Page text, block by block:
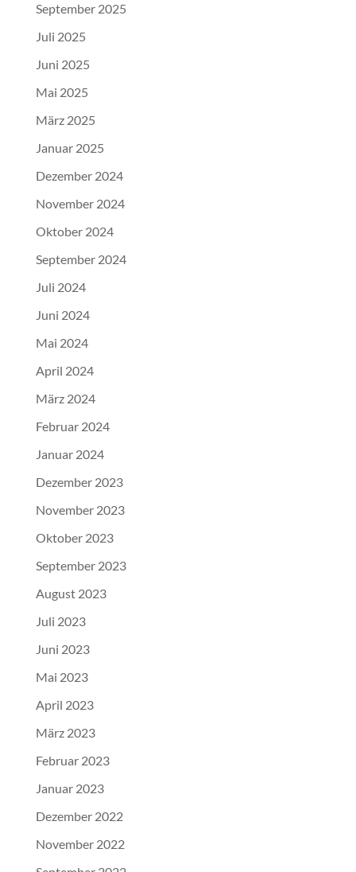
September 2025
Juli 2025
Juni 2025
Mai 2025
März 2025
Januar 2025
Dezember 2024
November 2024
Oktober 2024
September 2024
Juli 2024
Juni 2024
Mai 2024
April 2024
März 2024
Februar 2024
Januar 2024
Dezember 2023
November 2023
Oktober 2023
September 2023
August 2023
Juli 2023
Juni 2023
Mai 2023
April 2023
März 2023
Februar 2023
Januar 2023
Dezember 2022
November 2022